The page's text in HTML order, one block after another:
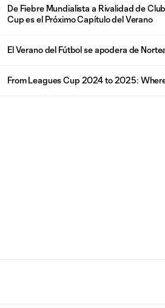
De Fiebre Mundialista a Rivalidad de
Cup es el Próximo Capítulo del Verano
El Verano del Fútbol se apodera de
From Leagues Cup 2024 to 2025: